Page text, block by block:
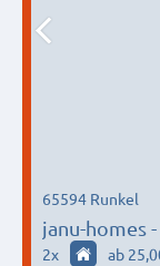
janu-homes
Betten,
65594 Runkel
2x ab